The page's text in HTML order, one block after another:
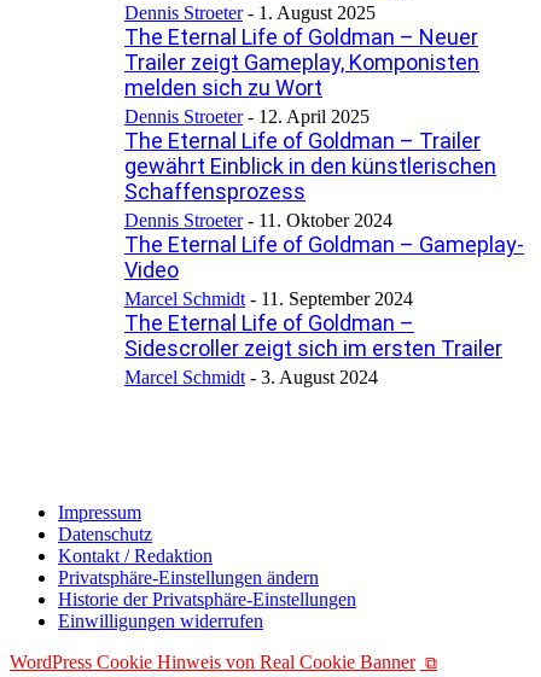
Dennis Stroeter - 1. August 2025
The Eternal Life of Goldman – Neuer
Trailer zeigt Gameplay, Komponisten
melden sich zu Wort
Dennis Stroeter - 12. April 2025
The Eternal Life of Goldman – Trailer
gewährt Einblick in den künstlerischen
Schaffensprozess
Dennis Stroeter - 11. Oktober 2024
The Eternal Life of Goldman – Gameplay-
Video
Marcel Schmidt - 11. September 2024
The Eternal Life of Goldman –
Sidescroller zeigt sich im ersten Trailer
Marcel Schmidt - 3. August 2024
Impressum
Datenschutz
Kontakt / Redaktion
Privatsphäre-Einstellungen ändern
Historie der Privatsphäre-Einstellungen
Einwilligungen widerrufen
WordPress Cookie Hinweis von Real Cookie Banner